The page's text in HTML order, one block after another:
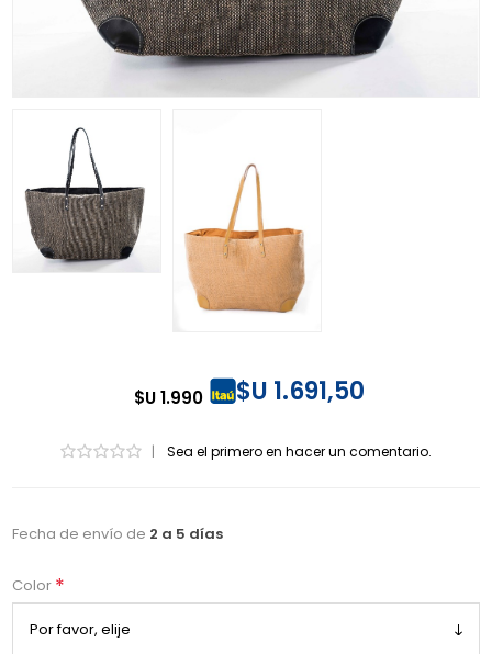
$U 1.990 $U 1.691,50
| Sea el primero en hacer un comentario.
Fecha de envío de 2 a 5 días
Color *